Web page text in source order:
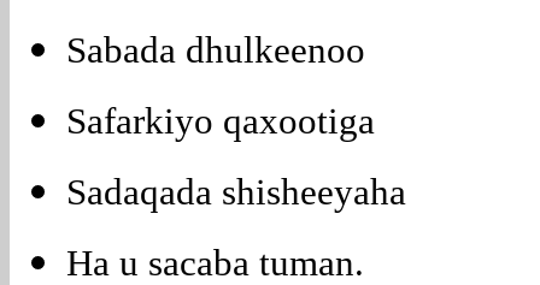
Sabada dhulkeenoo
Safarkiyo qaxootiga
Sadaqada shisheeyaha
Ha u sacaba tuman.